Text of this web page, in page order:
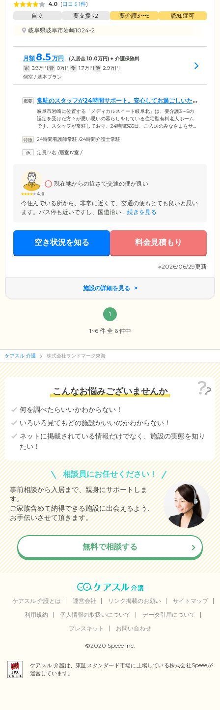
4.0 (口コミ1件)
自立 要支援1•2 要介護3〜5
認知症可
岐阜県岐阜市岩崎1024-2
月額 8.5 万円 (入居金10.0万円) + 介護保険料
家 3.9万円 管 0万円 食 1.7万円 他 2.9万円
個室 / 基本プラン
常駐のスタッフが24時間サポート。安心してお過ごしいた
だけます
岐阜市岩崎に位置する「メディカルスイート岐阜北」は、要介護3～5の
認定を受けた方々が思い思いの暮らしをしている住宅型有料老人ホーム
です。スタッフが常駐しており、24時間365日、ご入居のみなさまをサポ
とりの心身状態を確認。普段と様子が違う場合などは、看護師や医師を
まめに行い、万が一のケースにすぐ対応できるよう努めております。ま
24時間看護師常駐 /24時間介護士常駐
定員17名 /居室17室 /
4.0
現在地からの近さで交通の便が良い
今住んでいる所から、非常に近くて、交通の便もとても良いと思い
ます。バス停も近いですし、国道沿い... 続きを見る
空き状況を知る 料金見積もり
※2026/06/29更新
施設の詳細を見る
1
1~6 件 全 6 件中
ケアスル 介護 株式会社ランドマーク東海
こんなお悩みございませんか
何を調べたらいいかわからない！
いろいろ見てもどの施設がいいのかわからない！
ネットに掲載されている情報だけでなく、施設の実態を知り
たい！
相談員にお任せください！
事前相談から入居まで、親身にサポートしま
す。
ご家族含めて納得できる施設に出会えるよう、
お手伝いさせて頂きます。
無料で相談する
ケアスル 介護とは 運営会社 リンク掲載のお願い
サイトマップ
利用規約
個人情報の取扱いについて
データ引用について
プレスキット
お問い合わせ
©2020 Speee Inc.
ケアスル 介護は、東証スタンダード市場に上場している株式会社Speeeが
運営しています。